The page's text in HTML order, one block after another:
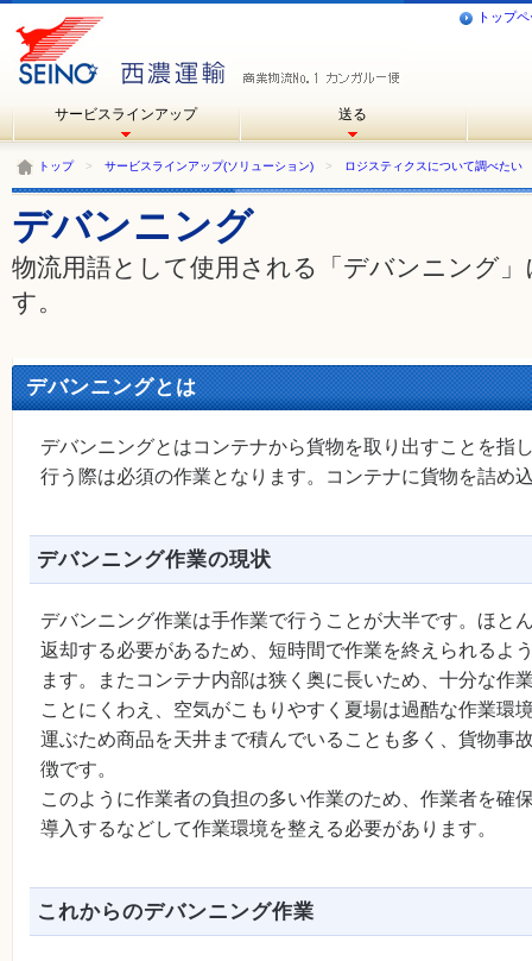
トップ
サービスラインアップ 送る
トップ> サービスラインアップ(ソリューション) > ロジスティクスについて調べたい
デバンニング
物流用語として使用される「デバンニング
す。
デバンニングとは
デバンニングとはコンテナから貨物を取り出すことを指
行う際は必須の作業となります。コンテナに貨物を詰め
デバンニング作業の現状
デバンニング作業は手作業で行うことが大半です。ほと
返却する必要があるため、短時間で作業を終えられるよ
ます。またコンテナ内部は狭く奥に長いため、十分な作
ことにくわえ、空気がこもりやすく夏場は過酷な作業環
運ぶため商品を天井まで積んでいることも多く、貨物事
徴です。
このように作業者の負担の多い作業のため、作業者を確
導入するなどして作業環境を整える必要があります。
これからのデバンニング作業